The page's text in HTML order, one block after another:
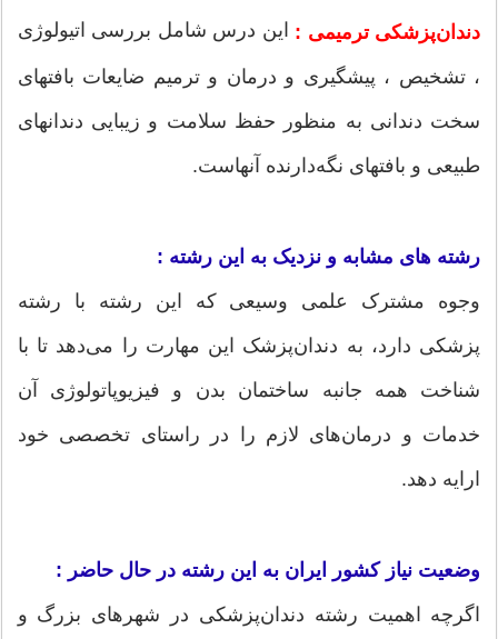
دندان‌پزشکی ترمیمی : این درس شامل بررسی اتیولوژی
، تشخیص ، پیشگیری و درمان و ترمیم ضایعات بافتهای
سخت دندانی به منظور حفظ سلامت و زیبایی دندانهای
طبیعی و بافتهای نگه‌دارنده آنهاست.
رشته ‌های مشابه و نزدیک به این رشته :
وجوه مشترک علمی وسیعی که این رشته با رشته
پزشکی دارد، به دندان‌پزشک این مهارت را می‌دهد تا با
شناخت همه جانبه ساختمان بدن و فیزیوپاتولوژی آن
خدمات و درمان‌های لازم را در راستای تخصصی خود
ارایه دهد.
وضعیت نیاز کشور ایران به این رشته در حال حاضر :
اگرچه اهمیت رشته دندان‌پزشکی در شهرهای بزرگ و